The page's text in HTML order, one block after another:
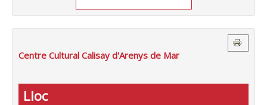
Centre Cultural Calisay d'Arenys de Mar
Lloc